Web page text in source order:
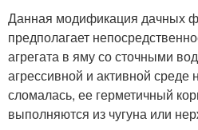
Данная модификация дачных
предполагает
агрегата в яму со сточными
агрессивной и активной среде
сломалась, ее герметичный
выполняются из чугуна или